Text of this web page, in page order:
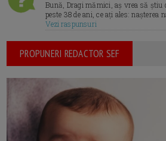
Bună, Dragi mămici, aș vrea să știu
peste 38 de ani, ce ați ales: nașterea
Vezi raspunsuri
PROPUNERI REDACTOR SEF